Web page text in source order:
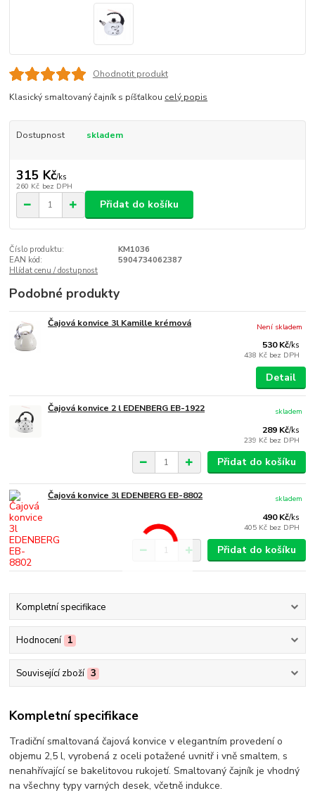
Ohodnotit produkt
Klasický smaltovaný čajník s píšťalkou celý popis
Dostupnost skladem
315 Kč/ks
260 Kč bez DPH
Přidat do košíku
Číslo produktu:
KM1036
EAN kód:
5904734062387
Hlídat cenu / dostupnost
Podobné produkty
Čajová konvice 3l Kamille krémová
530 Kč/ks
438 Kč bez DPH
Není skladem
Detail
Čajová konvice 2 l EDENBERG EB-1922
289 Kč/ks
239 Kč bez DPH
skladem
Přidat do košíku
Čajová konvice 3l EDENBERG EB-8802
490 Kč/ks
405 Kč bez DPH
skladem
Přidat do košíku
Kompletní specifikace
Hodnocení 1
Související zboží 3
Kompletní specifikace
Tradiční smaltovaná čajová konvice v elegantním provedení o
objemu 2,5 l, vyrobená z oceli potažené uvnitř i vně smaltem, s
nenahřívající se bakelitovou rukojetí. Smaltovaný čajník je vhodný
na všechny typy varných desek, včetně indukce.